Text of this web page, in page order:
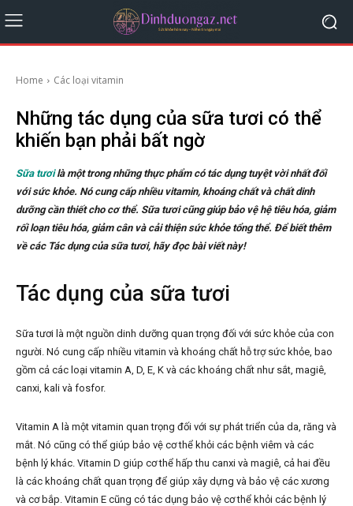
Home Các loại vitamin
Những tác dụng của sữa tươi có thể
khiến bạn phải bất ngờ
Sữa tươilà một trong những thực phẩm có tác dụng tuyệt vời nhất đối
với sức khỏe. Nó cung cấp nhiều vitamin, khoáng chất và chất dinh
dưỡng cần thiết cho cơ thể. Sữa tươi cũng giúp bảo vệ hệ tiêu hóa, giảm
rối loạn tiêu hóa, giảm cân và cải thiện sức khỏe tổng thể. Để biết thêm
về các Tác dụng của sữa tươi, hãy đọc bài viết này!
Tác dụng của sữa tươi
Sữa tươi là một nguồn dinh dưỡng quan trọng đối với sức khỏe của con
người. Nó cung cấp nhiều vitamin và khoáng chất hỗ trợ sức khỏe, bao
gồm cả các loại vitamin A, D, E, K và các khoáng chất như sắt, magiê,
canxi, kali và fosfor.
Vitamin A là một vitamin quan trọng đối với sự phát triển của da, răng và
mắt. Nó cũng có thể giúp bảo vệ cơ thể khỏi các bệnh viêm và các
bệnh lý khác. Vitamin D giúp cơ thể hấp thu canxi và magiê, cả hai đều
là các khoáng chất quan trọng để giúp xây dựng và bảo vệ các xương
và cơ bắp. Vitamin E cũng có tác dụng bảo vệ cơ thể khỏi các bệnh lý